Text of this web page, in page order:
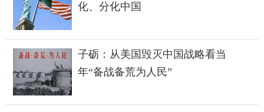
化、分化中国
子砺：从美国毁灭中国战略看当
年“备战备荒为人民”